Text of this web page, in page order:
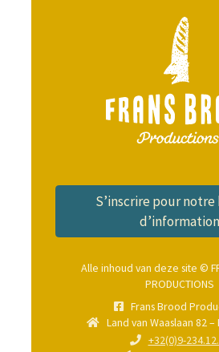
S’inscrire pour
d’information
Alle inhoud van deze site ©
PRODUCTIONS
Frans Brood
Land van Waaslaan 82 –
+32(0)9-